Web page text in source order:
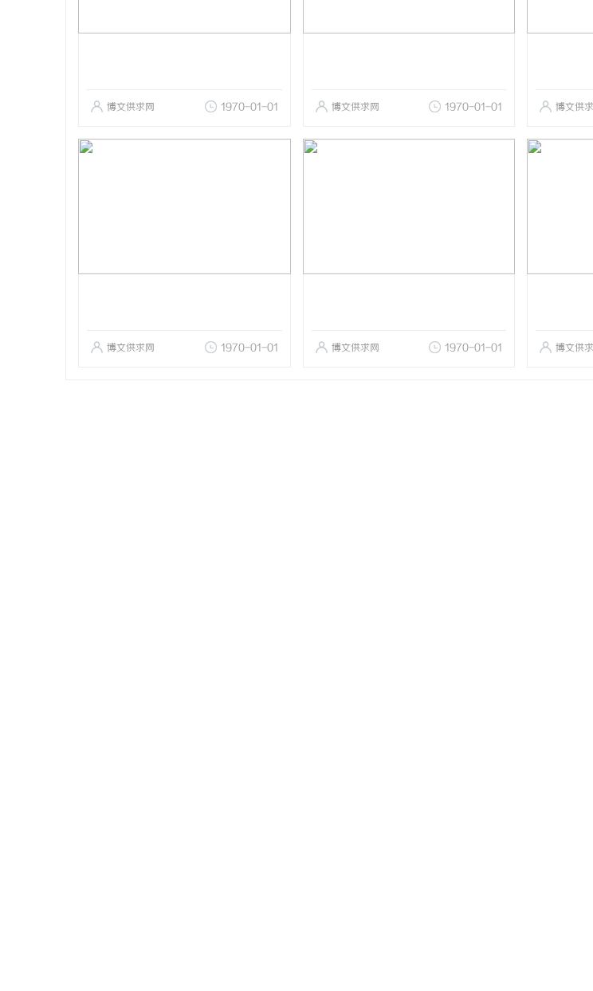
博文供求网 1970-01-01 博文供求网 1970-01-01 博文供
博文供求网 1970-01-01 博文供求网 1970-01-01 博文供